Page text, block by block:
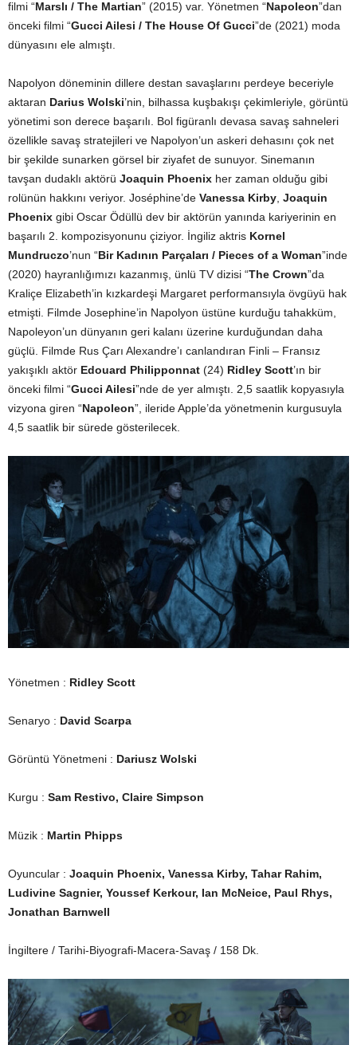
filmi “Marslı / The Martian” (2015) var. Yönetmen “Napoleon”dan
önceki filmi “Gucci Ailesi / The House Of Gucci”de (2021) moda
dünyasını ele almıştı.
Napolyon döneminin dillere destan savaşlarını perdeye beceriyle
aktaran Darius Wolski’nin, bilhassa kuşbakışı çekimleriyle, görüntü
yönetimi son derece başarılı. Bol figüranlı devasa savaş sahneleri
özellikle savaş stratejileri ve Napolyon’un askeri dehasını çok net
bir şekilde sunarken görsel bir ziyafet de sunuyor. Sinemanın
tavşan dudaklı aktörü Joaquin Phoenix her zaman olduğu gibi
rolünün hakkını veriyor. Joséphine’de Vanessa Kirby Joaquin
Phoenix gibi Oscar Ödüllü dev bir aktörün yanında kariyerinin en
başarılı 2. kompozisyonunu çiziyor. İngiliz aktris Kornel
Mundruczo’nun “Bir Kadının Parçaları / Pieces of a Woman”inde
(2020) hayranlığımızı kazanmış, ünlü TV dizisi “The Crown”da
Kraliçe Elizabeth’in kızkardeşi Margaret performansıyla övgüyü hak
etmişti. Filmde Josephine’in Napolyon üstüne kurduğu tahakküm,
Napoleyon’un dünyanın geri kalanı üzerine kurduğundan daha
güçlü. Filmde Rus Çarı Alexandre’ı canlandıran Finli – Fransız
yakışıklı aktör Edouard Philipponnat (24) Ridley Scott’ın bir
önceki filmi “Gucci Ailesi”nde de yer almıştı. 2,5 saatlik kopyasıyla
vizyona giren “Napoleon”, ileride Apple’da yönetmenin kurgusuyla
4,5 saatlik bir sürede gösterilecek.
Yönetmen : Ridley Scott
Senaryo : David Scarpa
Görüntü Yönetmeni : Dariusz Wolski
Kurgu : Sam Restivo, Claire Simpson
Müzik : Martin Phipps
Oyuncular : Joaquin Phoenix, Vanessa Kirby, Tahar Rahim,
Ludivine Sagnier, Youssef Kerkour, Ian McNeice, Paul Rhys,
Jonathan Barnwell
İngiltere / Tarihi-Biyografi-Macera-Savaş / 158 Dk.